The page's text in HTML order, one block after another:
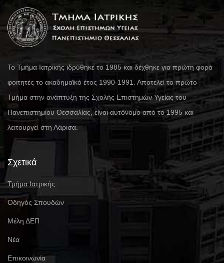
Το Τμήμα Ιατρικής ιδρύθηκε το 1985 και δέχθηκε για πρώτη φορά
φοιτητές το ακαδημαϊκό έτος 1990-1991. Αποτελεί το πρώτο
Τμήμα στην ανάπτυξη της Σχολής Επιστημών Υγείας του
Πανεπιστημίου Θεσσαλίας, είναι αυτόνομο από το 1995 και
λειτουργεί στη Λάρισα.
Σχετικά
Τμήμα Ιατρικής
Οδηγός Σπουδών
Μέλη ΔΕΠ
Νέα
Επικοινωνία